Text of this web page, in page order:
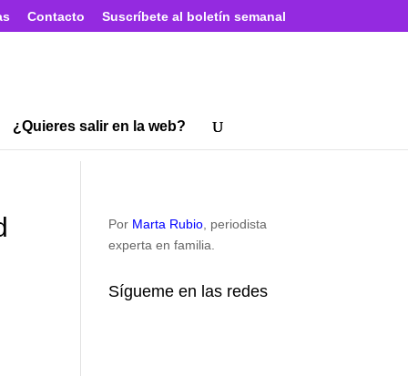
Contacto Suscríbete al boletín semanal
¿Quieres salir en la web?
Por Marta Rubio , periodista
experta en familia.
Sígueme en las redes